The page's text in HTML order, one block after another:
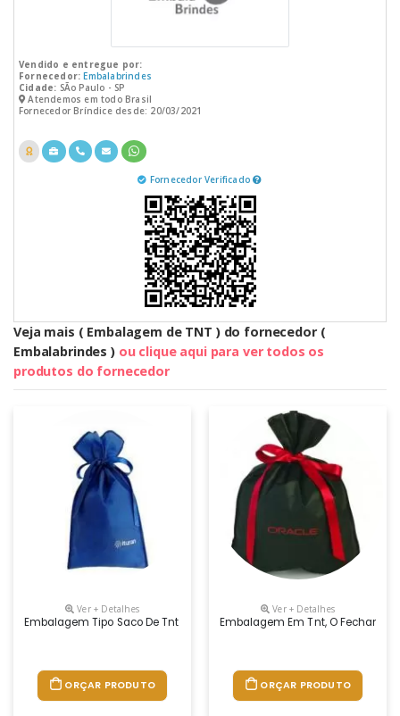
Vendido e entregue por:
Fornecedor: Embalabrindes
Cidade: SÃo Paulo - SP
Atendemos em todo Brasil
Fornecedor Bríndice desde: 20/03/2021
Fornecedor Verificado
Veja mais ( Embalagem de TNT ) do fornecedor (
Embalabrindes ) ou clique aqui para ver todos os
produtos do fornecedor
Ver + Detalhes
Embalagem Tipo Saco De Tnt Com Fita Saco De Tnt, Fechamento Feito
ORÇAR PRODUTO
Ver + Detalhes
Embalagem Em Tnt, O
ORÇAR PRODUTO